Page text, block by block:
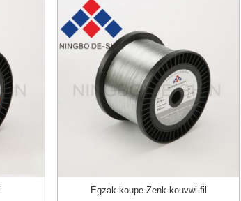
Egzak koupe Zenk kouvwi fil